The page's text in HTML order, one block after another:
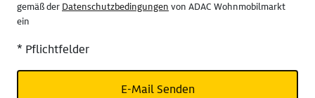
gemäß der Datenschutzbedingungen von ADAC Wohnmobilmarkt
ein
* Pflichtfelder
E-Mail Senden